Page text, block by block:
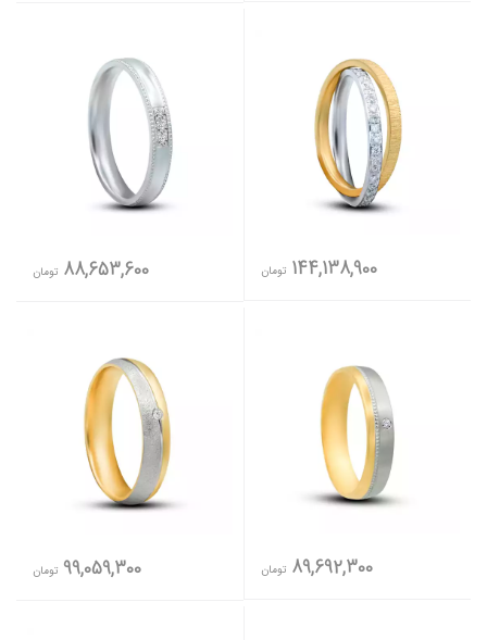
144,138,900 تومان 88,653,600 تومان
89,692,300 تومان 99,059,300 تومان